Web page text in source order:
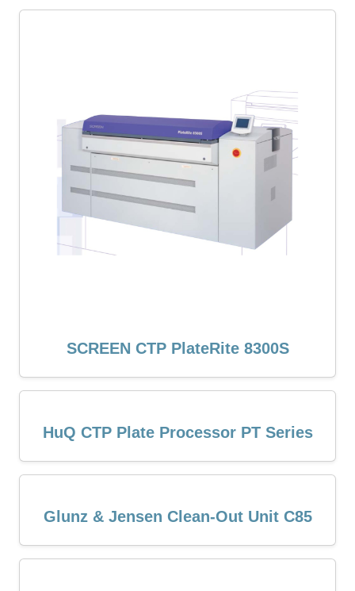
SCREEN CTP PlateRite 8300S
HuQ CTP Plate Processor PT Series
Glunz & Jensen Clean-Out Unit C85